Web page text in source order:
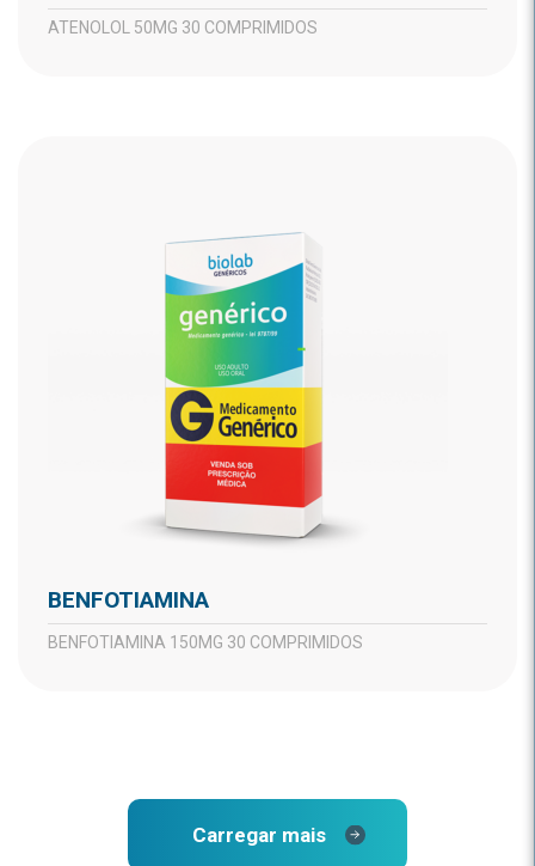
ATENOLOL 50MG 30 COMPRIMIDOS
BENFOTIAMINA
BENFOTIAMINA 150MG 30 COMPRIMIDOS
Carregar mais